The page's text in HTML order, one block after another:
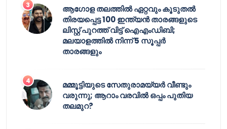
ആഗോള തലത്തിൽ ഏറ്റവും കൂടുതൽ
തിരയപ്പെട്ട 100 ഇന്ത്യൻ താരങ്ങളുടെ
ലിസ്റ്റ് പുറത്ത് വിട്ട് ഐഎംഡിബി;
മലയാളത്തിൽ നിന്ന് 5 സൂപ്പർ
താരങ്ങളും
മമ്മൂട്ടിയുടെ സേതുരാമയ്യർ വീണ്ടും
വരുന്നു; ആറാം വരവിൽ ഒപ്പം പുതിയ
തലമുറ?